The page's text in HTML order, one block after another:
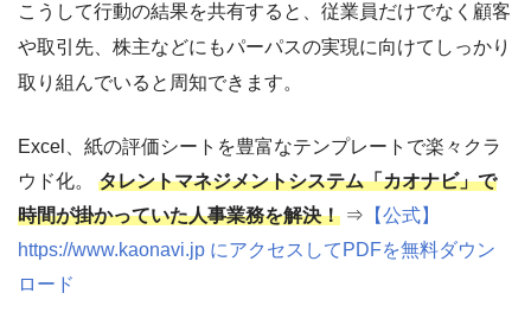
こうして行動の結果を共有すると、従業員だけでなく顧客
や取引先、株主などにもパーパスの実現に向けてしっかり
取り組んでいると周知できます。
Excel、紙の評価シートを豊富なテンプレートで楽々クラ
ウド化。 タレントマネジメントシステム「カオナビ」で
時間が掛かっていた人事業務を解決！ ⇒ 【公式】
https://www.kaonavi.jp にアクセスしてPDFを無料ダウン
ロード